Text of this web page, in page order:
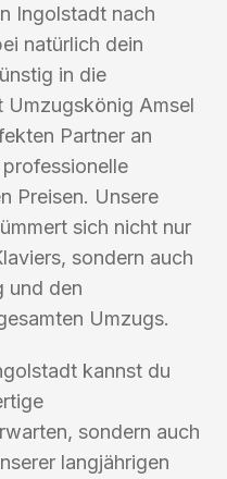
Ingolstadt nach
natürlich dein
in die
Umzugskönig Amsel
Partner an
Preisen. Unsere
sich nicht nur
sondern auch
und den
Umzugs.
kannst du
sondern auch
langjährigen